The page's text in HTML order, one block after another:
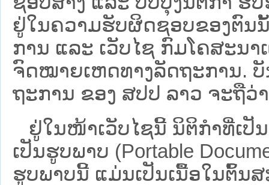
ຢູ່ໃນຄວາມຮັບຜິດຊອບຂອງຕົນ
ການ ແລະ ເວັບໄຊ​ ກົມໂຄສະນ
ຈົດໝາຍເຫດທາງລັດຖະການ.
ຖະ​ການ ຂອງ ສປ​ປ ລາວ ​ຈະຖື​
ຢູ່ໃນໜ້າ​ເວັບ​ໄຊ​ນີ້ ນິຕິກຳທີ່ເປັ
ເປັນຮູບພາບ (Portable
ຮູບພາບນີ້ ແມ່ນເປັນເນື້ອໃນຕົ້ນ